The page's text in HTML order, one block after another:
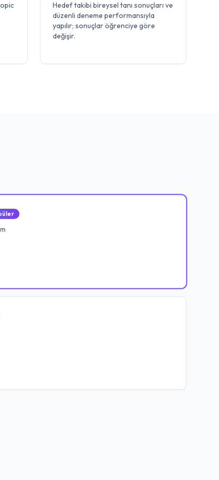
Hedef takibi bireysel tanı sonuçları ve
düzenli deneme performansıyla
yapılır; sonuçlar öğrenciye göre
değişir.